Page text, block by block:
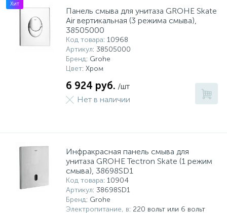
Хит
Панель смыва для унитаза GROHE Skate
Air вертикальная (3 режима смыва),
38505000
Код товара: 10968
Артикул: 38505000
Бренд: Grohe
Цвет: Хром
6 924 руб. /шт
Нет в наличии
Инфракрасная панель смыва для
унитаза GROHE Tectron Skate (1 режим
смыва), 38698SD1
Код товара: 10904
Артикул: 38698SD1
Бренд: Grohe
Электропитание, в: 220 вольт или 6 вольт